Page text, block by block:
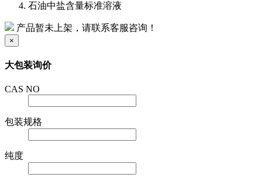
石油中盐含量标准溶液
产品暂未上架，请联系客服咨询！
×
大包装询价
CAS NO
包装规格
纯度